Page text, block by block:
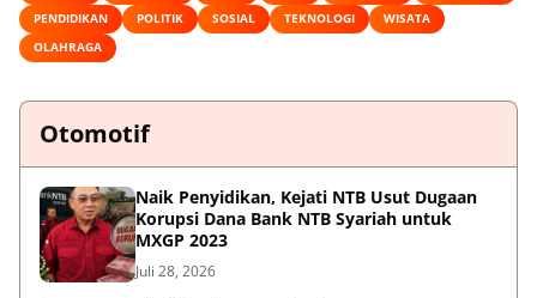
PENDIDIKAN
POLITIK SOSIAL TEKNOLOGI
WISATA
OLAHRAGA
Otomotif
Naik Penyidikan, Kejati NTB Usut Dugaan
Korupsi Dana Bank NTB Syariah untuk
MXGP 2023
Juli 28, 2026